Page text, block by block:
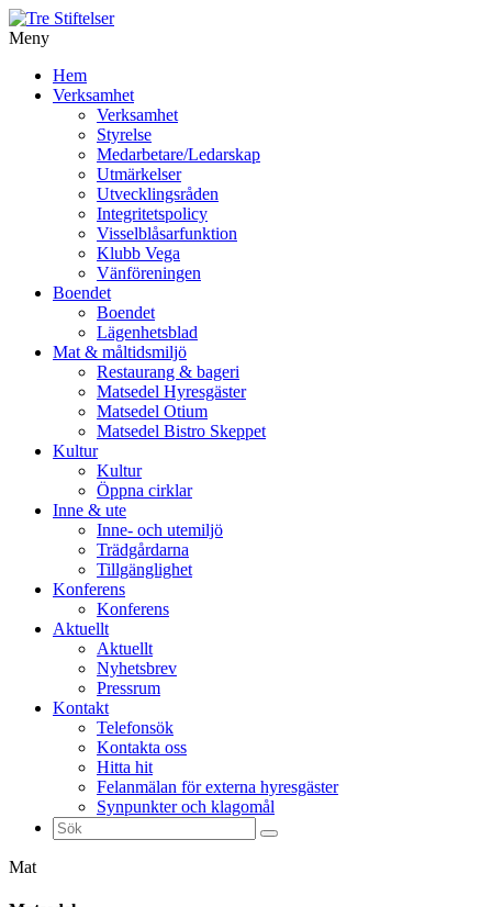
Meny
vidare
Hem
Verksamhet
Verksamhet
Styrelse
Medarbetare/Ledarskap
Utmärkelser
Utvecklingsråden
Integritetspolicy
Visselblåsarfunktion
Klubb Vega
Vänföreningen
Boendet
Boendet
Lägenhetsblad
Mat & måltidsmiljö
Restaurang & bageri
Matsedel Hyresgäster
Matsedel Otium
Matsedel Bistro Skeppet
Kultur
Kultur
Öppna cirklar
Inne & ute
Inne- och utemiljö
Trädgårdarna
Tillgänglighet
Konferens
Konferens
Aktuellt
Aktuellt
Nyhetsbrev
Pressrum
Kontakt
Telefonsök
Kontakta oss
Hitta hit
Felanmälan för externa hyresgäster
Synpunkter och klagomål
Sök
efter:
Mat